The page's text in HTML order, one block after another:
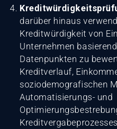
darüber hinaus
Kreditwürdigkeit von
Unternehmen
Datenpunkten zu
Kreditverlauf,
soziodemografischen
Automatisierungs- und